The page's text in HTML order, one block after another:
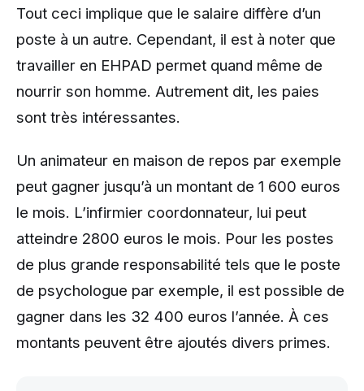
Tout ceci implique que le salaire diffère d’un
poste à un autre. Cependant, il est à noter que
travailler en EHPAD permet quand même de
nourrir son homme. Autrement dit, les paies
sont très intéressantes.
Un animateur en maison de repos par exemple
peut gagner jusqu’à un montant de 1 600 euros
le mois. L’infirmier coordonnateur, lui peut
atteindre 2800 euros le mois. Pour les postes
de plus grande responsabilité tels que le poste
de psychologue par exemple, il est possible de
gagner dans les 32 400 euros l’année. À ces
montants peuvent être ajoutés divers primes.